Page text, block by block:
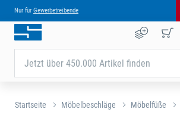
Nur für Gewerbetreibende
Jetzt über 450.000 Artikel finden
Startseite Möbelbeschläge Möbelfüße